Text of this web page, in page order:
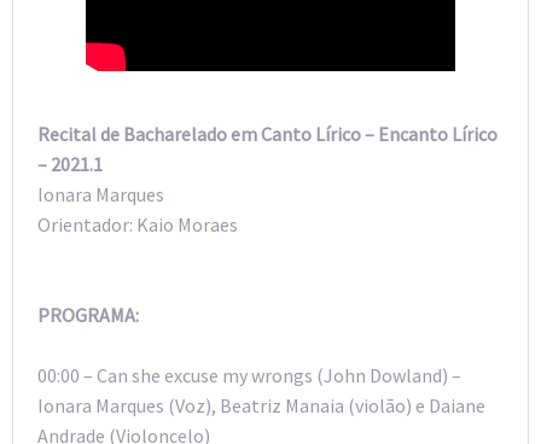
Recital de Bacharelado em Canto Lírico – Encanto Lírico
– 2021.1
Ionara Marques
Orientador: Kaio Moraes
PROGRAMA:
00:00 – Can she excuse my wrongs (John Dowland) –
Ionara Marques (Voz), Beatriz Manaia (violão) e Daiane
Andrade (Violoncelo)